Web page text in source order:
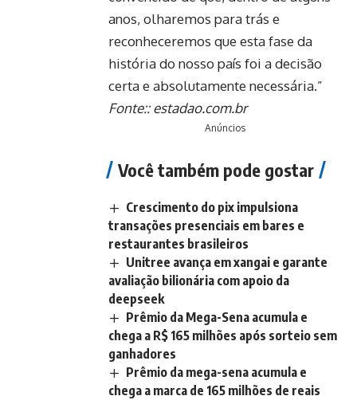
anos, olharemos para trás e
reconheceremos que esta fase da
história do nosso país foi a decisão
certa e absolutamente necessária.”
Fonte::estadao.com.br
Anúncios
Você também pode gostar
Crescimento do pix impulsiona
transações presenciais em bares e
restaurantes brasileiros
Unitree avança em xangai e garante
avaliação bilionária com apoio da
deepseek
Prêmio da Mega-Sena acumula e
chega a R$ 165 milhões após sorteio sem
ganhadores
Prêmio da mega-sena acumula e
chega a marca de 165 milhões de reais